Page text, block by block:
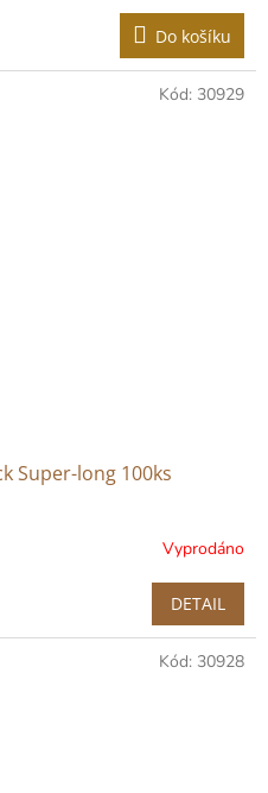
Do košíku
Super-long 100ks
Vyprodáno
DETAIL
Kód: 30929
Kód: 30928